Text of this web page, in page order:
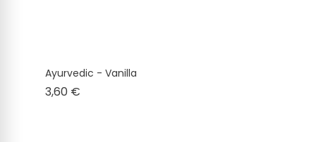
Ayurvedic - Vanilla
3,60 €